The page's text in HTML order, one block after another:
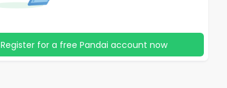
Register for a free Pandai account now